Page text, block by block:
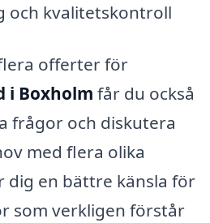
och kvalitetskontroll
offerter för
i Boxholm får du också
frågor och diskutera
med flera olika
dig en bättre känsla för
som verkligen förstår